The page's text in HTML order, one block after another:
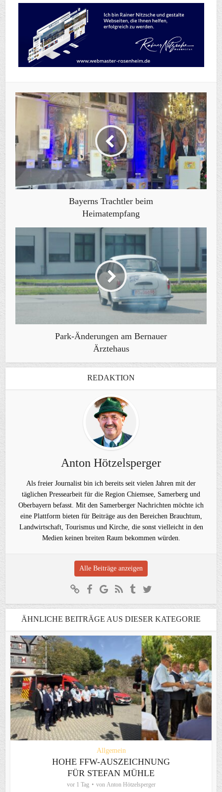
Bayerns Trachtler beim
Heimatempfang
Park-Änderungen am Bernauer
Ärztehaus
REDAKTION
Anton Hötzelsperger
Als freier Journalist bin ich bereits seit vielen Jahren mit der
täglichen Pressearbeit für die Region Chiemsee, Samerberg und
Oberbayern befasst. Mit den Samerberger Nachrichten möchte ich
eine Plattform bieten für Beiträge aus den Bereichen Brauchtum,
Landwirtschaft, Tourismus und Kirche, die sonst vielleicht in den
Medien keinen breiten Raum bekommen würden.
Alle Beiträge anzeigen
ÄHNLICHE BEITRÄGE AUS DIESER KATEGORIE
Allgemein
HOHE FFW-AUSZEICHNUNG
FÜR STEFAN MÜHLE
vor 1 Tag von Anton Hötzelsperger